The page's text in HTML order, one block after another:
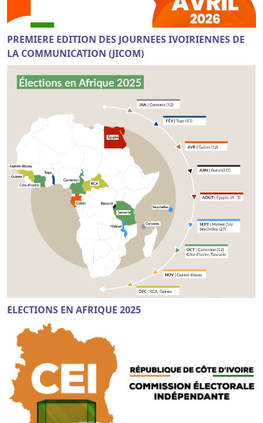
PREMIERE EDITION DES JOURNEES IVOIRIENNES DE
LA COMMUNICATION (JICOM)
ELECTIONS EN AFRIQUE 2025